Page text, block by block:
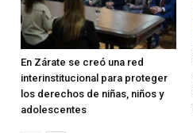
En Zárate se creó una red
interinstitucional para proteger
los derechos de niñas, niños y
adolescentes